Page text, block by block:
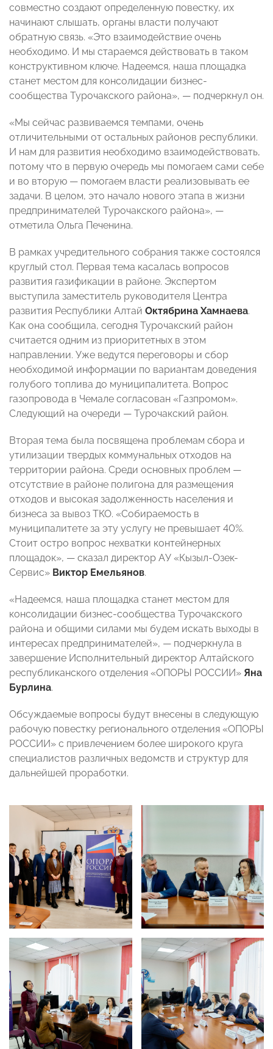
совместно создают определенную повестку, их
начинают слышать, органы власти получают
обратную связь. «Это взаимодействие очень
необходимо. И мы стараемся действовать в таком
конструктивном ключе. Надеемся, наша площадка
станет местом для консолидации бизнес-
сообщества Турочакского района», — подчеркнул он.
«Мы сейчас развиваемся темпами, очень
отличительными от остальных районов республики.
И нам для развития необходимо взаимодействовать,
потому что в первую очередь мы помогаем сами себе
и во вторую — помогаем власти реализовывать ее
задачи. В целом, это начало нового этапа в жизни
предпринимателей Турочакского района», —
отметила Ольга Печенина.
В рамках учредительного собрания также состоялся
круглый стол. Первая тема касалась вопросов
развития газификации в районе. Экспертом
выступила заместитель руководителя Центра
развития Республики Алтай Октябрина Хамнаева.
Как она сообщила, сегодня Турочакский район
считается одним из приоритетных в этом
направлении. Уже ведутся переговоры и сбор
необходимой информации по вариантам доведения
голубого топлива до муниципалитета. Вопрос
газопровода в Чемале согласован «Газпромом».
Следующий на очереди — Турочакский район.
Вторая тема была посвящена проблемам сбора и
утилизации твердых коммунальных отходов на
территории района. Среди основных проблем —
отсутствие в районе полигона для размещения
отходов и высокая задолженность населения и
бизнеса за вывоз ТКО. «Собираемость в
муниципалитете за эту услугу не превышает 40%.
Стоит остро вопрос нехватки контейнерных
площадок», — сказал директор АУ «Кызыл-Озек-
Сервис» Виктор Емельянов.
«Надеемся, наша площадка станет местом для
консолидации бизнес-сообщества Турочакского
района и общими силами мы будем искать выходы в
интересах предпринимателей», — подчеркнула в
завершение Исполнительный директор Алтайского
республиканского отделения «ОПОРЫ РОССИИ» Яна
Бурлина.
Обсуждаемые вопросы будут внесены в следующую
рабочую повестку регионального отделения «ОПОРЫ
РОССИИ» с привлечением более широкого круга
специалистов различных ведомств и структур для
дальнейшей проработки.